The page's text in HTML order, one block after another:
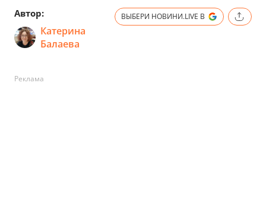
Автор:
Катерина
Балаева
ВЫБЕРИ НОВИНИ.LIVE В
Реклама